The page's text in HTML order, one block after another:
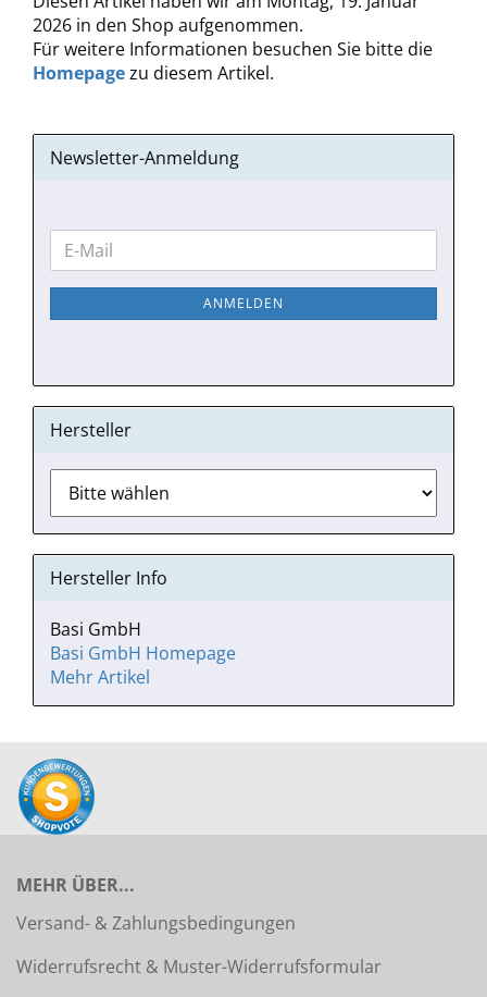
2026 in den Shop aufgenommen.
Für weitere Informationen besuchen Sie bitte die
Homepagezu diesem Artikel.
Newsletter-Anmeldung
WEITER
ZUR
NEWSLETTER-
E-
Mail
ANMELDEN
Hersteller
Hersteller Info
Basi GmbH
Basi GmbH Homepage
Mehr Artikel
MEHR ÜBER...
Versand- & Zahlungsbedingungen
Widerrufsrecht & Muster-Widerrufsformular